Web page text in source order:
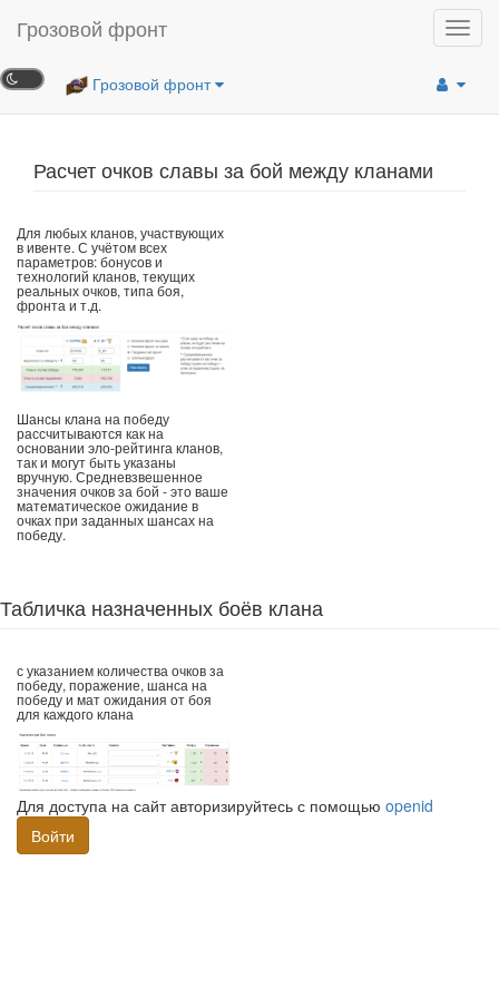
Грозовой фронт
Грозовой фронт
Расчет очков славы за бой между кланами
Для любых кланов, участвующих
в ивенте. С учётом всех
параметров: бонусов и
технологий кланов, текущих
реальных очков, типа боя,
фронта и т.д.
Шансы клана на победу
рассчитываются как на
основании эло-рейтинга кланов,
так и могут быть указаны
вручную. Средневзвешенное
значения очков за бой - это ваше
математическое ожидание в
очках при заданных шансах на
победу.
Табличка назначенных боёв клана
с указанием количества очков за
победу, поражение, шанса на
победу и мат ожидания от боя
для каждого клана
Для доступа на сайт авторизируйтесь с помощью openid
Войти